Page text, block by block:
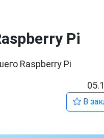
Pi
Raspberry Pi
В